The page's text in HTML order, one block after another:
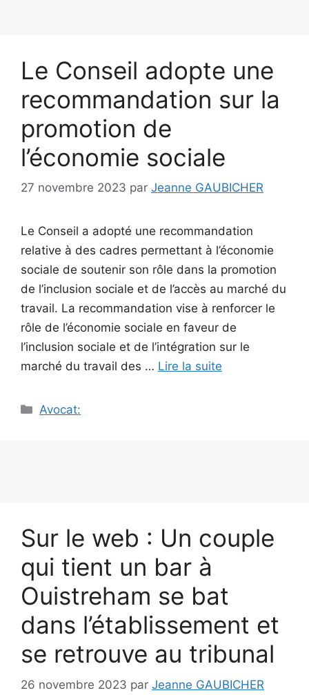
Le Conseil adopte une
recommandation sur la
promotion de
l’économie sociale
27 novembre 2023 par Jeanne GAUBICHER
Le Conseil a adopté une recommandation
relative à des cadres permettant à l’économie
sociale de soutenir son rôle dans la promotion
de l’inclusion sociale et de l’accès au marché du
travail. La recommandation vise à renforcer le
rôle de l’économie sociale en faveur de
l’inclusion sociale et de l’intégration sur le
marché du travail des … Lire la suite
Catégories
Avocat:
Sur le web : Un couple
qui tient un bar à
Ouistreham se bat
dans l’établissement et
se retrouve au tribunal
26 novembre 2023 par Jeanne GAUBICHER